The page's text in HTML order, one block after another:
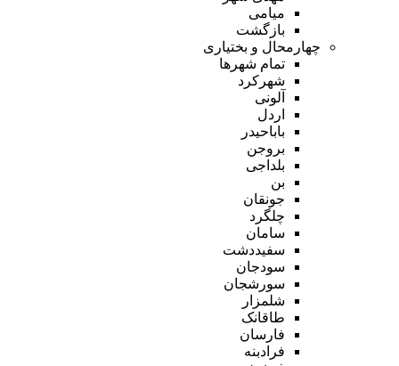
میامی
بازگشت
چهارمحال و بختیاری
تمام شهر‌ها
شهرکرد
آلونی
اردل
باباحیدر
بروجن
بلداجی
بن
جونقان
چلگرد
سامان
سفیددشت
سودجان
سورشجان
شلمزار
طاقانک
فارسان
فرادبنه